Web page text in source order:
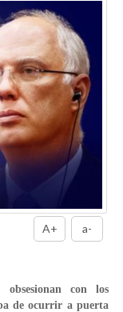
A+ a-
con los
de ocurrir a puerta